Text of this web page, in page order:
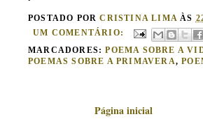
POSTADO PORCRISTINA LIMA ÀS
UM COMENTÁRIO:
MARCADORES:POEMA SOBRE A
POEMAS SOBRE A PRIMAVERA,
Página inicial